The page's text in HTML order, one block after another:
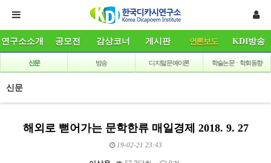
연구소소개 공모전 감상코너 게시판 언론보도 KDI방송
신문 방송 디지털 문예이론 학술논문ㆍ학회동향
신문
해외로 뻗어가는 문학한류 매일경제 2018. 9. 27
19-02-21 23:43